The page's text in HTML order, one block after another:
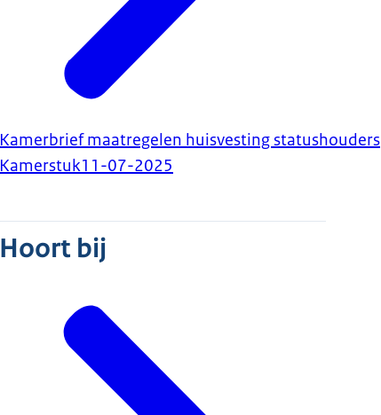
Kamerbrief maatregelen huisvesting statushouders
Kamerstuk11-07-2025
Hoort bij